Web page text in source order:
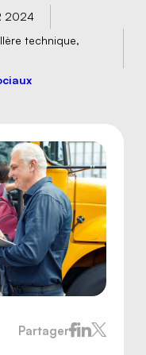
2024
technique,
Partager